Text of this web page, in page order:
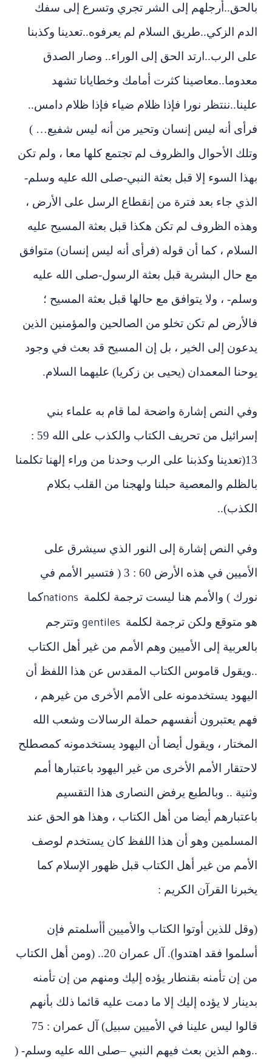
إلى الشر تجري وتسرع إلى سفك
الزكي..طريق السلام لم يعرفوه..تعدينا وكذبنا
الرب..ارتد الحق إلى الوراء.. وصار الصدق
كثرت أمامك وخطايانا تشهد
نورا فإذا ظلام ضياء فإذا ظلام دامس..
أنه ليس إنسان وتحير من أنه ليس شفيع… )
الأحوال والظروف لم تجتمع كلها معا ، ولم تكن
السوء إلا قبل بعثة النبي-صلى الله عليه وسلم-
جاء بعد فترة من إنقطاع الرسل على الأرض ،
الظروف لم تكن هكذا قبل بعثة المسيح عليه
، كما أن قوله (فرأى أنه ليس إنسان) متوافق
حال البشرية قبل بعثة الرسول-صلى الله عليه
، ولا يتوافق مع حالها قبل بعثة المسيح ؛
لم تكن تخلو من الصالحين والمؤمنين الذين
إلى الخير ، بل إن المسيح قد بعث في وجود
المعمدان (يحيى بن زكريا) عليهما السلام.
النص إشارة واضحة لما قام به علماء بني
إسرائيل من تحريف الكتاب والكذب على الله 59 :
تعدينا وكذبنا على الرب وحدنا من وراء إلهنا تكلمنا
والمعصية حبلنا ولهجنا من القلب بكلام
النص إشارة إلى النور الذي سيشرق على
الأميين في هذه الأرض 60 : 3 ( فتسير الأمم في
) والأمم هنا ليست ترجمة لكلمةnationsكما
متوقع ولكن ترجمة لكلمةgentilesوتترجم
إلى الأميين وهم الأمم من غير أهل الكتاب
ويقول قاموس الكتاب المقدس عن هذا اللفظ أن
يستخدمونه على الأمم الأخرى من غيرهم ،
يعتبرون أنفسهم حملة الرسالات وشعب الله
، ويقول أيضا أن اليهود يستخدمونه كمصطلح
الأمم الأخرى من غير اليهود باعتبارها أمم
.. وبالطبع يرفض النصارى هذا التقسيم
أيضا من أهل الكتاب ، وهذا هو الحق عند
وهو أن هذا اللفظ كان يستخدم لوصف
من غير أهل الكتاب قبل ظهور الإسلام كما
القرآن الكريم :
للذين أوتوا الكتاب والأميين أأسلمتم فإن
أسلموا فقد اهتدوا). آل عمران 20.. (ومن أهل الكتاب
إن تأمنه بقنطار يؤده إليك ومنهم من إن تأمنه
لا يؤده إليك إلا ما دمت عليه قائما ذلك بأنهم
قالوا ليس علينا في الأميين سبيل) آل عمران : 75
الذين بعث فيهم النبي –صلى الله عليه وسلم- (